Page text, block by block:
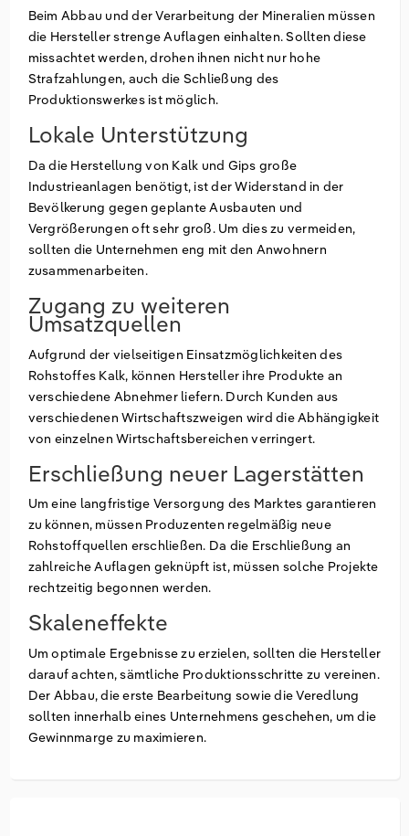
Beim Abbau und der Verarbeitung der Mineralien müssen
die Hersteller strenge Auflagen einhalten. Sollten diese
missachtet werden, drohen ihnen nicht nur hohe
Strafzahlungen, auch die Schließung des
Produktionswerkes ist möglich.
Lokale Unterstützung
Da die Herstellung von Kalk und Gips große
Industrieanlagen benötigt, ist der Widerstand in der
Bevölkerung gegen geplante Ausbauten und
Vergrößerungen oft sehr groß. Um dies zu vermeiden,
sollten die Unternehmen eng mit den Anwohnern
zusammenarbeiten.
Zugang zu weiteren
Umsatzquellen
Aufgrund der vielseitigen Einsatzmöglichkeiten des
Rohstoffes Kalk, können Hersteller ihre Produkte an
verschiedene Abnehmer liefern. Durch Kunden aus
verschiedenen Wirtschaftszweigen wird die Abhängigkeit
von einzelnen Wirtschaftsbereichen verringert.
Erschließung neuer Lagerstätten
Um eine langfristige Versorgung des Marktes garantieren
zu können, müssen Produzenten regelmäßig neue
Rohstoffquellen erschließen. Da die Erschließung an
zahlreiche Auflagen geknüpft ist, müssen solche Projekte
rechtzeitig begonnen werden.
Skaleneffekte
Um optimale Ergebnisse zu erzielen, sollten die Hersteller
darauf achten, sämtliche Produktionsschritte zu vereinen.
Der Abbau, die erste Bearbeitung sowie die Veredlung
sollten innerhalb eines Unternehmens geschehen, um die
Gewinnmarge zu maximieren.